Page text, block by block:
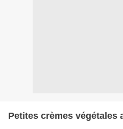
Petites crèmes végétales